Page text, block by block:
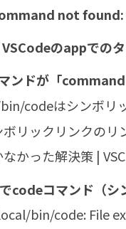
not found:
のappでの
ンドが「
codeはシンボリ
リックリンクのリ
なかった解決策 |
codeコマンド（シ
bin/code: File